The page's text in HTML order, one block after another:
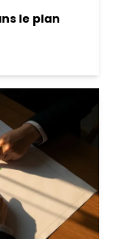
le plan